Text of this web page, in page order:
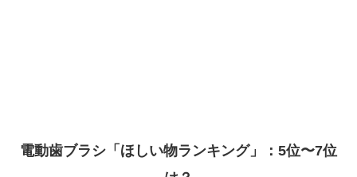
電動歯ブラシ「ほしい物ランキング」：5位〜7位